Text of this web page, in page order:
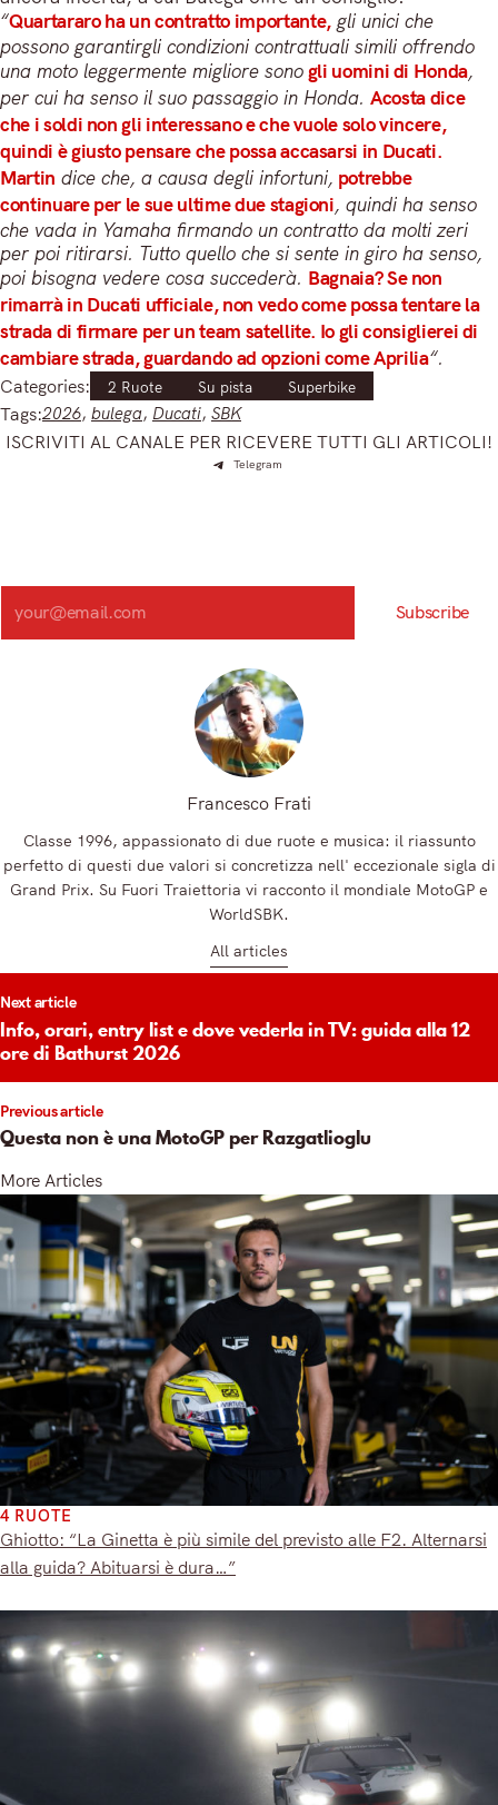
“Quartararo ha un contratto importante,gli unici che
possono garantirgli condizioni contrattuali simili offrendo
una moto leggermente migliore sonogli uomini di Honda,
per cui ha senso il suo passaggio in Honda. Acosta dice
che i soldi non gli interessano e che vuole solo vincere,
quindi è giusto pensare che possa accasarsi in Ducati.
Martin dice che, a causa degli infortuni, potrebbe
continuare per le sue ultime due stagioni, quindi ha senso
che vada in Yamaha firmando un contratto da molti zeri
per poi ritirarsi. Tutto quello che si sente in giro ha senso,
poi bisogna vedere cosa succederà. Bagnaia? Se non
rimarrà in Ducati ufficiale, non vedo come possa tentare la
strada di firmare per un team satellite. Io gli consiglierei di
cambiare strada, guardando ad opzioni come Aprilia“.
Categories: 2 Ruote Su pista Superbike
Tags:2026, bulega, Ducati, SBK
ISCRIVITI AL CANALE PER RICEVERE TUTTI GLI ARTICOLI!
Telegram
Search
Subscribe
Francesco Frati
Classe 1996, appassionato di due ruote e musica: il riassunto
perfetto di questi due valori si concretizza nell' eccezionale sigla di
Grand Prix. Su Fuori Traiettoria vi racconto il mondiale MotoGP e
WorldSBK.
All articles
Previous article
Questa non è una MotoGP per Razgatlioglu
Next article
Info, orari, entry list e dove vederla in TV: guida alla 12
ore di Bathurst 2026
More Articles
4 RUOTE
Ghiotto: “La Ginetta è più simile del previsto alle F2. Alternarsi
alla guida? Abituarsi è dura…”